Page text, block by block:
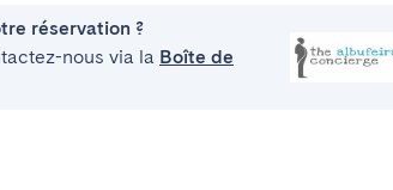
réservation ?
nous via la Boîte de